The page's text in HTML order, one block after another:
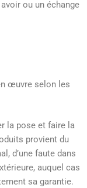
ou un échange
œuvre selon les
la pose et faire la
provient du
d’une faute dans
auquel cas
sa garantie.